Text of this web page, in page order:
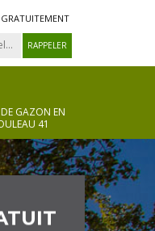
GAZON EN
41